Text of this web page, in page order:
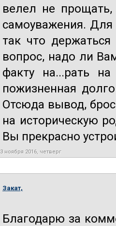
велел не прощать,
самоуважения.
так что
вопрос, надо ли
факту на...рать
пожизненная
Отсюда вывод,
на историческую
Вы прекрасно
3 ноября 2016, четверг
Закат,
Благодарю за